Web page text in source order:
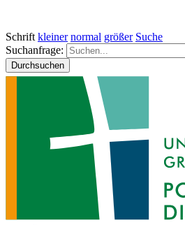
Schrift kleiner normal größer Suche
Suchanfrage:
Durchsuchen